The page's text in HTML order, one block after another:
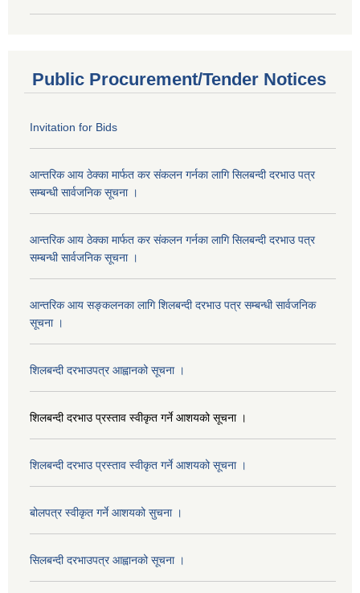
Public Procurement/Tender Notices
Invitation for Bids
आन्तरिक आय ठेक्का मार्फत कर संकलन गर्नका लागि सिलबन्दी दरभाउ पत्र
सम्बन्धी सार्वजनिक सूचना ।
आन्तरिक आय ठेक्का मार्फत कर संकलन गर्नका लागि सिलबन्दी दरभाउ पत्र
सम्बन्धी सार्वजनिक सूचना ।
आन्तरिक आय सङ्कलनका लागि शिलबन्दी दरभाउ पत्र सम्बन्धी सार्वजनिक
सूचना ।
शिलबन्दी दरभाउपत्र आह्वानको सूचना ।
शिलबन्दी दरभाउ प्रस्ताव स्वीकृत गर्ने आशयको सूचना ।
शिलबन्दी दरभाउ प्रस्ताव स्वीकृत गर्ने आशयको सूचना ।
बोलपत्र स्वीकृत गर्ने आशयको सुचना ।
सिलबन्दी दरभाउपत्र आह्वानको सूचना ।